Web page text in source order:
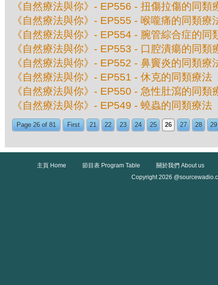
《自然療法與你》- EP556 - 扭傷拉傷的同類
《自然療法與你》- EP555 - 喉嚨痛的同類療
《自然療法與你》- EP554 - 腕管綜合症的同
《自然療法與你》- EP553 - 口腔潰瘍的同類
《自然療法與你》- EP552 - 鼻竇炎的同類療
《自然療法與你》- EP551 - 休克的同類療法
《自然療法與你》- EP550 - 急性肚瀉的同類
《自然療法與你》- EP549 - 蟯蟲的同類療法
Page 26 of 81 First 21 22 23 24 25 26 27 28 29
主頁 Home 節目表 Program Table
關於我們 About us
Copyright 2026